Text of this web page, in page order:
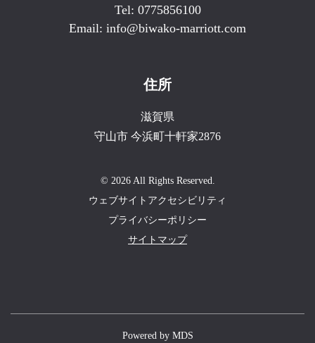
Tel: 0775856100
Email: info@biwako-marriott.com
住所
滋賀県
守山市 今浜町十軒家2876
© 2026 All Rights Reserved.
ウェブサイトアクセシビリティ
プライバシーポリシー
サイトマップ
Powered by MDS